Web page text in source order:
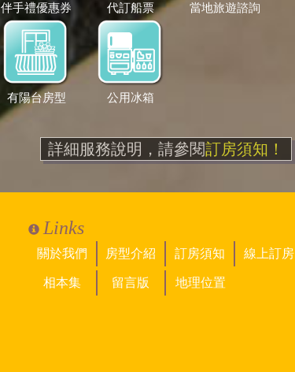
伴手禮優惠券 代訂船票 當地旅遊諮詢
有陽台房型 公用冰箱
詳細服務說明，請參閱訂房須知！
Links
關於我們 房型介紹 訂房須知 線上訂房
相本集 留言版 地理位置